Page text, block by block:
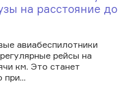
на расстояние до
авиабеспилотники
рейсы на
км. Это станет